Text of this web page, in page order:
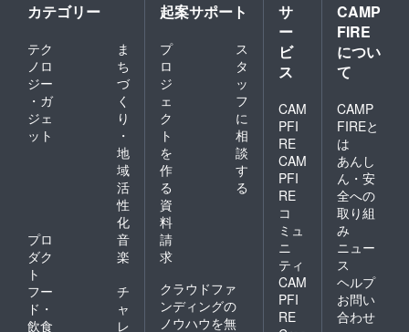
カテゴリー
テク
ノロ
ジー
・ガ
ジェ
ット
ま
ち
づ
く
り
・
地
域
活
性
化
プロ
ダク
ト
音
楽
フー
ド・
飲食
チ
ャ
レ
起案サポート
プ
ロ
ジ
ェ
ク
ト
を
作
る
ス
タ
ッ
フ
に
相
談
す
る
資
料
請
求
クラウドファ
ンディングの
ノウハウを無
サ
ー
ビ
ス
CAM
PFI
RE
CAM
PFI
RE
コ
ミュ
ニ
ティ
CAM
PFI
RE
CAMP
FIRE
につい
て
CAMP
FIREと
は
あんし
ん・安
全への
取り組
み
ニュー
ス
ヘルプ
お問い
合わせ